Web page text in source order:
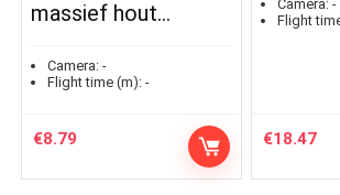
massief hout…
Camera: -
Flight time (m): -
€8.79
Camera: -
Flight
€18.47